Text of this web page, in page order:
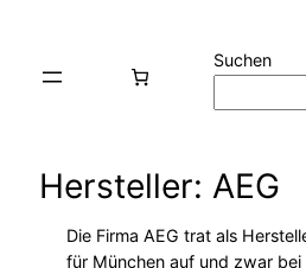
Suchen
Hersteller: AEG
Die Firma AEG trat als
für München auf und zwar bei